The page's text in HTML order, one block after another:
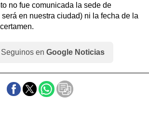
no fue comunicada la sede de
en nuestra ciudad) ni la fecha de la
Seguinos en Google Noticias